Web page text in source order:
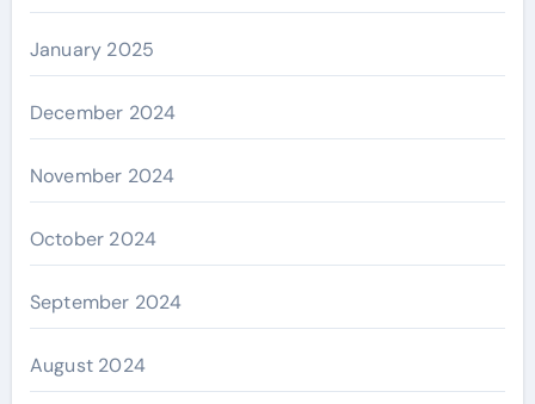
January 2025
December 2024
November 2024
October 2024
September 2024
August 2024